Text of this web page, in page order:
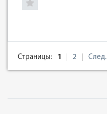
Страницы: 1 2 След.